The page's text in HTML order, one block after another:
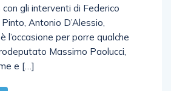
gli interventi di Federico
Antonio D’Alessio,
l’occasione per porre qualche
Massimo Paolucci,
e […]